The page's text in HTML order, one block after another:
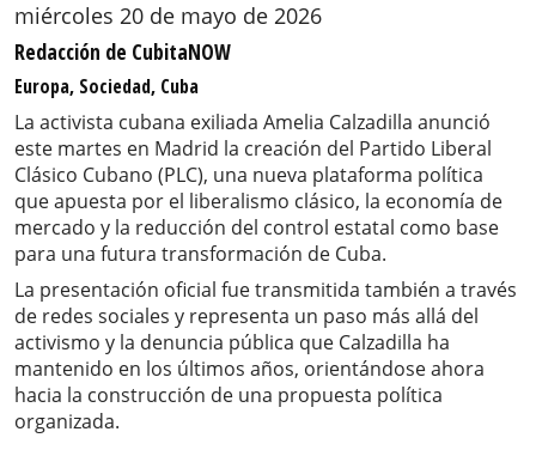
miércoles 20 de mayo de 2026
Redacción de CubitaNOW
Europa, Sociedad, Cuba
La activista cubana exiliada Amelia Calzadilla anunció
este martes en Madrid la creación del Partido Liberal
Clásico Cubano (PLC), una nueva plataforma política
que apuesta por el liberalismo clásico, la economía de
mercado y la reducción del control estatal como base
para una futura transformación de Cuba.
La presentación oficial fue transmitida también a través
de redes sociales y representa un paso más allá del
activismo y la denuncia pública que Calzadilla ha
mantenido en los últimos años, orientándose ahora
hacia la construcción de una propuesta política
organizada.